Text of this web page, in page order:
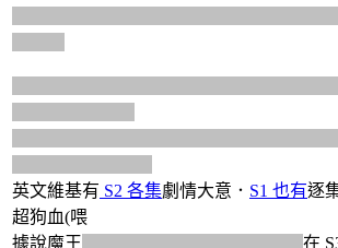
英文維基有 S2 各集劇情大意． S1 也有逐
超狗血(喂
據說魔王
在